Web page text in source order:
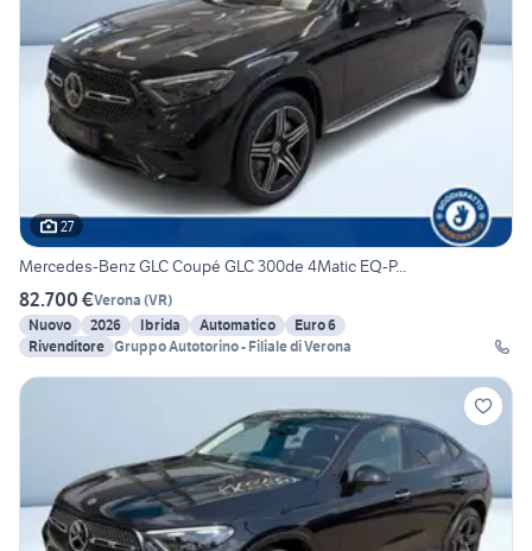
27
Mercedes-Benz GLC Coupé GLC 300de 4Matic EQ-P...
82.700 €Verona (VR)
Nuovo
2026 Ibrida Automatico
Euro 6
Rivenditore Gruppo Autotorino - Filiale di Verona